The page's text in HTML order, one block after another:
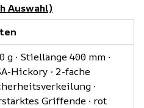
Auswahl)
g · Stiellänge 400 mm ·
Hickory · 2-fache
·
Griffende · rot